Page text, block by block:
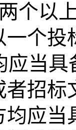
两个以
个
应当
者招
均应